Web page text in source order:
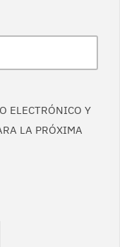
ELECTRÓNICO Y
LA PRÓXIMA